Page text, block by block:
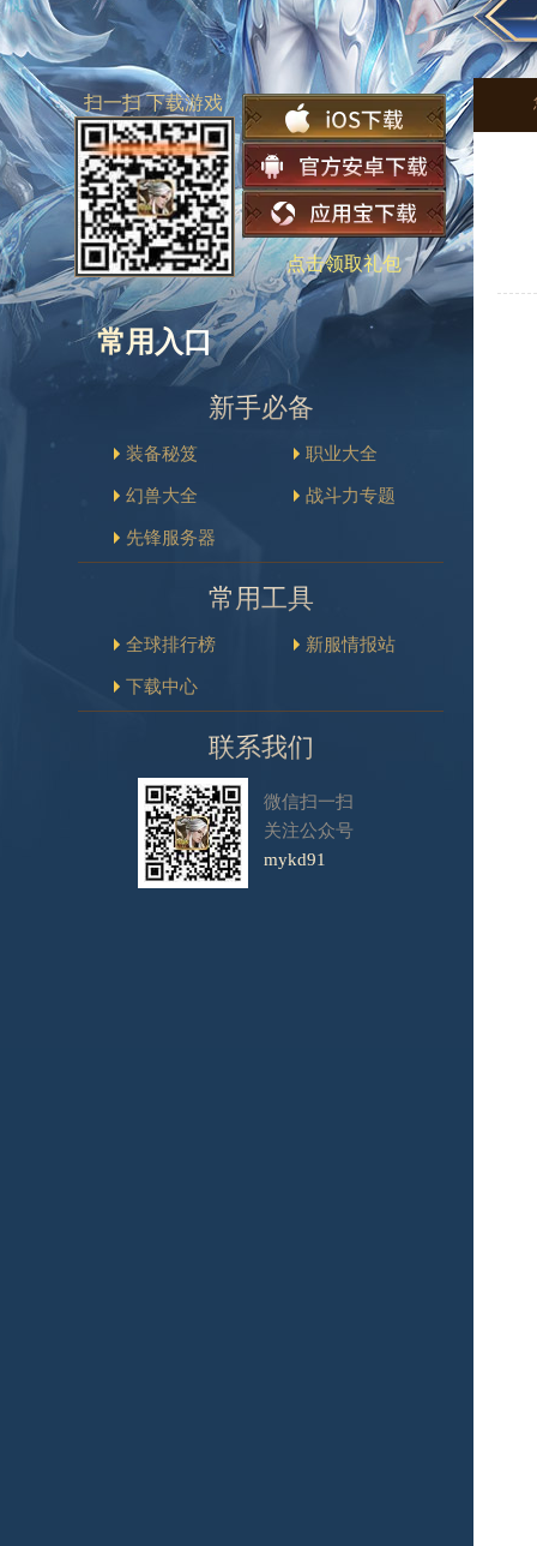
扫一扫 下载游戏
点击领取礼包
常用入口
新手必备
装备秘笈 职业大全
幻兽大全 战斗力专题
先锋服务器
常用工具
全球排行榜 新服情报站
下载中心
联系我们
微信扫一扫
关注公众号
mykd91